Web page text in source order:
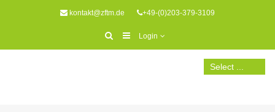
kontakt@zftm.de +49-(0)203-379-3109
Login